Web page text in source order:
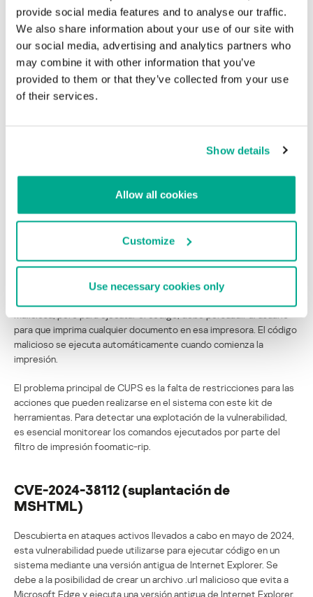
provide social media features and to analyse our traffic.
We also share information about your use of our site with
our social media, advertising and analytics partners who
may combine it with other information that you’ve
provided to them or that they’ve collected from your use
of their services.
Show details
Allow all cookies
Customize
Use necessary cookies only
Diagrama de flujo de CUPS
Para iniciar cualquier trabajo, el programador de CUPS crea un
archivo de trabajo. Este puede contener información de la
configuración de impresión y comandos PostScript especiales.
vulnerabilidad lógica que permite ejecutar comandos arbitrarios en
el shell del sistema operativo. Para explotar la vulnerabilidad, el
para que imprima cualquier documento en esa impresora. El código
malicioso se ejecuta automáticamente cuando comienza la
impresión.
El problema principal de CUPS es la falta de restricciones para las
acciones que pueden realizarse en el sistema con este kit de
herramientas. Para detectar una explotación de la vulnerabilidad,
es esencial monitorear los comandos ejecutados por parte del
filtro de impresión foomatic-rip.
CVE-2024-38112 (suplantación de
MSHTML)
Descubierta en ataques activos llevados a cabo en mayo de 2024,
esta vulnerabilidad puede utilizarse para ejecutar código en un
sistema mediante una versión antigua de Internet Explorer. Se
debe a la posibilidad de crear un archivo .url malicioso que evita a
Microsoft Edge y ejecuta una versión antigua de Internet Explorer.